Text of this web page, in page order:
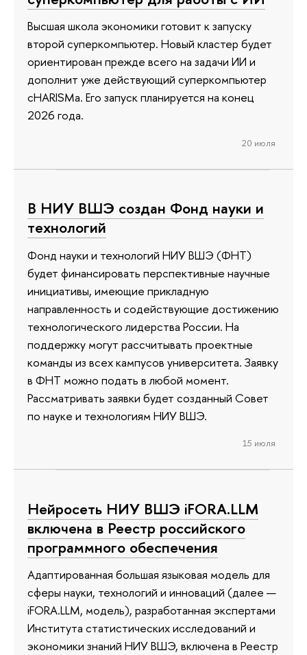
Высшая школа экономики готовит к запуску
второй суперкомпьютер. Новый кластер будет
ориентирован прежде всего на задачи ИИ и
дополнит уже действующий суперкомпьютер
cHARISMa. Его запуск планируется на конец
2026 года.
20 июля
В НИУ ВШЭ создан Фонд науки и
технологий
Фонд науки и технологий НИУ ВШЭ (ФНТ)
будет финансировать перспективные научные
инициативы, имеющие прикладную
направленность и содействующие достижению
технологического лидерства России. На
поддержку могут рассчитывать проектные
команды из всех кампусов университета. Заявку
в ФНТ можно подать в любой момент.
Рассматривать заявки будет созданный Совет
по науке и технологиям НИУ ВШЭ.
15 июля
Нейросеть НИУ ВШЭ iFORA.LLM
включена в Реестр российского
программного обеспечения
Адаптированная большая языковая модель для
сферы науки, технологий и инноваций (далее —
iFORA.LLM, модель), разработанная экспертами
Института статистических исследований и
экономики знаний НИУ ВШЭ, включена в Реестр